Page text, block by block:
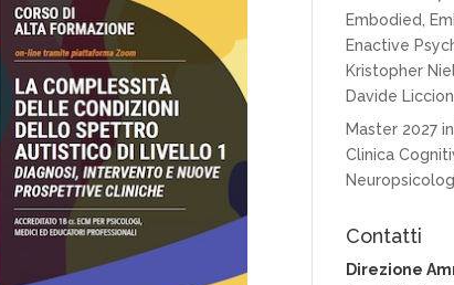
Embodied,
Enactive
Kristopher
Davide
Master 2027
Clinica
Contatti
Direzione